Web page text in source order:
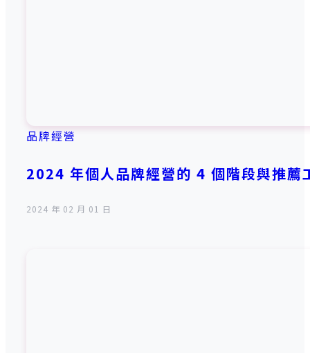
品牌經營
2024 年個人品牌經營的 4 個階段與推薦
2024 年 02 月 01 日